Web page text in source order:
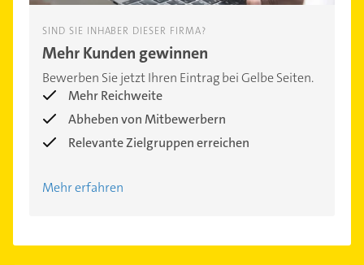
SIND SIE INHABER DIESER FIRMA?
Mehr Kunden gewinnen
Bewerben Sie jetzt Ihren Eintrag bei Gelbe Seiten.
Mehr Reichweite
Abheben von Mitbewerbern
Relevante Zielgruppen erreichen
Mehr erfahren